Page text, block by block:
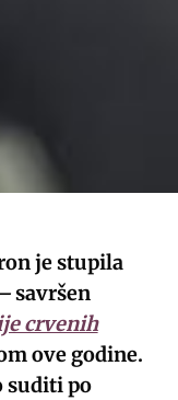
je stupila
savršen
crvenih
ove godine.
suditi po